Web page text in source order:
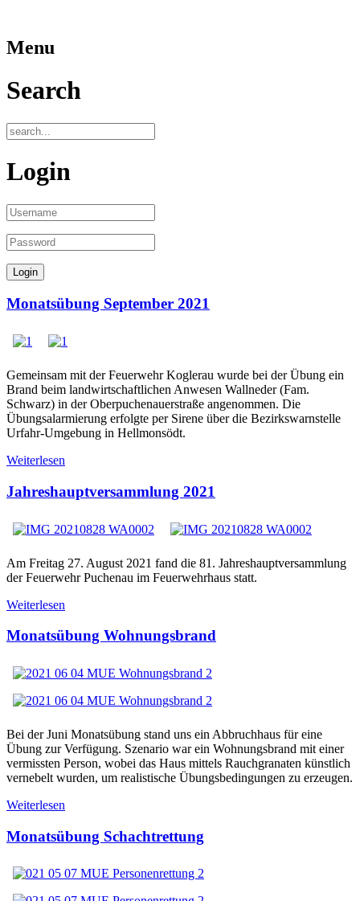
Menu
Search
Login
Monatsübung September 2021
Gemeinsam mit der Feuerwehr Koglerau wurde bei der Übung ein
Brand beim landwirtschaftlichen Anwesen Wallneder (Fam.
Schwarz) in der Oberpuchenauerstraße angenommen. Die
Übungsalarmierung erfolgte per Sirene über die Bezirkswarnstelle
Urfahr-Umgebung in Hellmonsödt.
Weiterlesen
Jahreshauptversammlung 2021
Am Freitag 27. August 2021 fand die 81. Jahreshauptversammlung
der Feuerwehr Puchenau im Feuerwehrhaus statt.
Weiterlesen
Monatsübung Wohnungsbrand
Bei der Juni Monatsübung stand uns ein Abbruchhaus für eine
Übung zur Verfügung. Szenario war ein Wohnungsbrand mit einer
vermissten Person, wobei das Haus mittels Rauchgranaten künstlich
vernebelt wurden, um realistische Übungsbedingungen zu erzeugen.
Weiterlesen
Monatsübung Schachtrettung